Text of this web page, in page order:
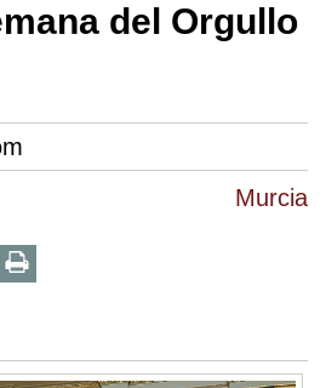
Murcia
del Orgullo